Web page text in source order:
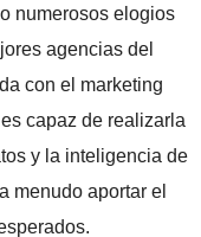
numerosos elogios
agencias del
con el marketing
capaz de realizarla
y la inteligencia de
menudo aportar el